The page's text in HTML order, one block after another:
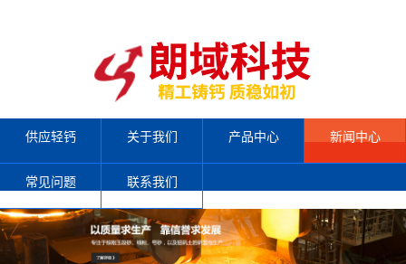
供应轻钙 关于我们 产品中心 新闻中心
常见问题 联系我们